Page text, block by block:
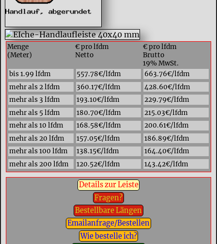
Menge
(Meter)
€ pro lfdm
Netto
€ pro lfdm
Brutto
19% MwSt.
bis 1.99 lfdm
557.78€/lfdm
663.76€/lfdm
mehr als 2 lfdm
360.17€/lfdm
428.60€/lfdm
mehr als 3 lfdm
193.10€/lfdm
229.79€/lfdm
mehr als 5 lfdm
180.70€/lfdm
215.03€/lfdm
mehr als 10 lfdm
168.58€/lfdm
200.61€/lfdm
mehr als 20 lfdm
157.05€/lfdm
186.89€/lfdm
mehr als 100 lfdm
138.15€/lfdm
164.40€/lfdm
mehr als 200 lfdm
120.52€/lfdm 143.42€/lfdm
Details zur Leiste
Fragen?
Bestellbare Längen
Emailanfrage/Bestellen
Wie bestelle ich?